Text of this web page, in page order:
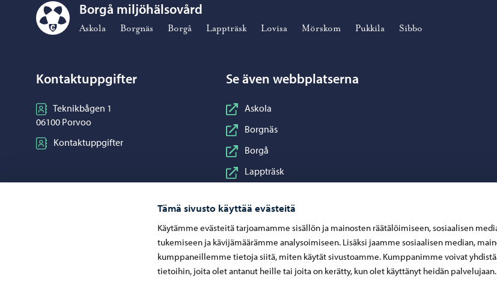
Tämä sivusto käyttää evästeitä
Käytämme evästeitä tarjoamamme sisällön ja mainosten räätälöimiseen, sosiaalisen
tukemiseen ja kävijämäärämme analysoimiseen. Lisäksi jaamme sosiaalisen median,
kumppaneillemme tietoja siitä, miten käytät sivustoamme. Kumppanimme voivat
tietoihin, joita olet antanut heille tai joita on kerätty, kun olet käyttänyt heidän palvelujaan.
Borgå miljöhälsovård – Gå till startsidan
Borgå miljöhälsovård
Askola Borgnäs Borgå Lappträsk Lovisa Mörskom Pukkila Sibbo
Kontaktuppgifter
Teknikbågen 1
06100 Porvoo
Kontaktuppgifter
Se även webbplatserna
Askola
Borgnäs
Borgå
Lappträsk
Mörskom
Pukkila
Sibbo